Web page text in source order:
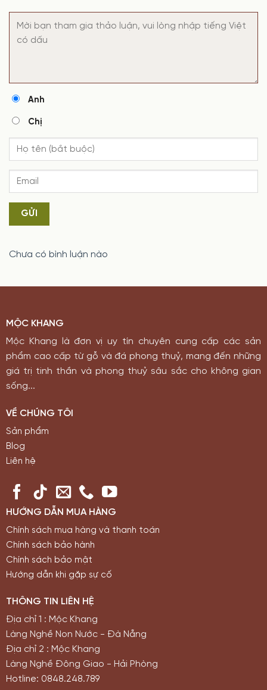
Anh
Chị
GỬI
Chưa có bình luận nào
MỘC KHANG
Mộc Khang là đơn vị uy tín chuyên cung cấp các sản
phẩm cao cấp từ gỗ và đá phong thuỷ, mang đến những
giá trị tinh thần và phong thuỷ sâu sắc cho không gian
sống...
VỀ CHÚNG TÔI
Sản phẩm
Blog
Liên hệ
HƯỚNG DẪN MUA HÀNG
Chính sách mua hàng và thanh toán
Chính sách bảo hành
Chính sách bảo mật
Hướng dẫn khi gặp sự cố
THÔNG TIN LIÊN HỆ
Địa chỉ 1 : Mộc Khang
Làng Nghề Non Nước - Đà Nẵng
Địa chỉ 2 : Mộc Khang
Làng Nghề Đông Giao - Hải Phòng
Hotline: 0848.248.789